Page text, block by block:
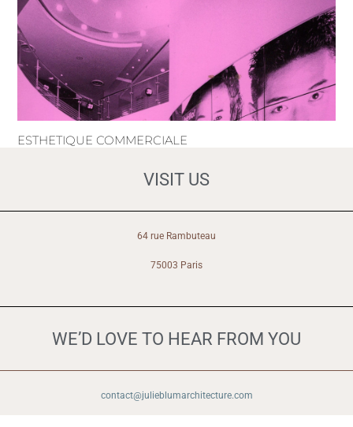
ESTHETIQUE COMMERCIALE
VISIT US
64 rue Rambuteau
75003 Paris
WE’D LOVE TO HEAR FROM YOU
contact@julieblumarchitecture.com